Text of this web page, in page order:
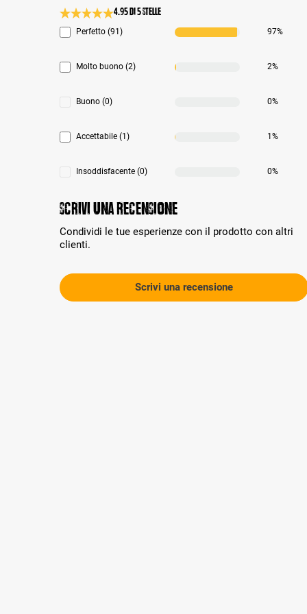
Valutazione media di 4.9 su 5 stelle
4.95 di 5 Stelle
Perfetto (91) 97%
Molto buono (2) 2%
Buono (0) 0%
Accettabile (1) 1%
Insoddisfacente (0) 0%
Scrivi una recensione
Condividi le tue esperienze con il prodotto con altri
clienti.
Scrivi una recensione